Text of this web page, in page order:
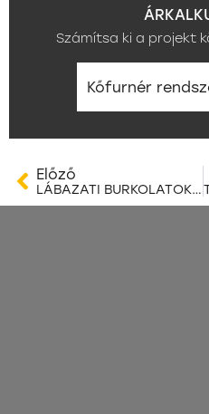
Számítsa ki a projekt
Kőfurnér
Előző
LÁBAZATI BURKOLATOK: STÍLUSOS MEGOLDÁSOK NYOMÁBAN